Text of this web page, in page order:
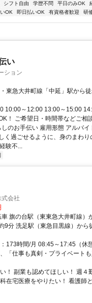
シフト自由 学歴不問 平日のみOK
OK 即日払いOK 有資格者歓迎 研
い
ション
東急大井町線「中延」駅から
10:00～12:00 13:00～15:00
！ ご希望日・時間帯などご相
のお手伝い 雇用形態 アルバイ
く過ごせるように、身のまわ
験不...
会社
の台
9分 洗足駅（東急目黒線）から
173時間/月 08:45～17:45（休
「仕事も真剣・プライベート
！ 副業も認めてほしい！ 週４
在宅医療をやりたい！ 看護師